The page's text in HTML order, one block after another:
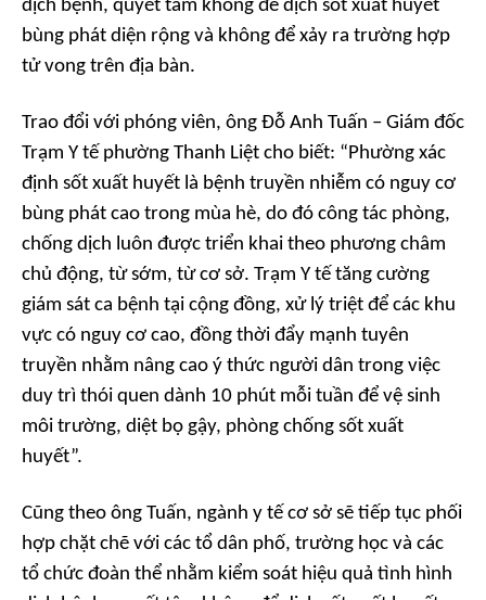
dịch bệnh, quyết tâm không để dịch sốt xuất huyết
bùng phát diện rộng và không để xảy ra trường hợp
tử vong trên địa bàn.
Trao đổi với phóng viên, ông Đỗ Anh Tuấn – Giám đốc
Trạm Y tế phường Thanh Liệt cho biết: “Phường xác
định sốt xuất huyết là bệnh truyền nhiễm có nguy cơ
bùng phát cao trong mùa hè, do đó công tác phòng,
chống dịch luôn được triển khai theo phương châm
chủ động, từ sớm, từ cơ sở. Trạm Y tế tăng cường
giám sát ca bệnh tại cộng đồng, xử lý triệt để các khu
vực có nguy cơ cao, đồng thời đẩy mạnh tuyên
truyền nhằm nâng cao ý thức người dân trong việc
duy trì thói quen dành 10 phút mỗi tuần để vệ sinh
môi trường, diệt bọ gậy, phòng chống sốt xuất
huyết”.
Cũng theo ông Tuấn, ngành y tế cơ sở sẽ tiếp tục phối
hợp chặt chẽ với các tổ dân phố, trường học và các
tổ chức đoàn thể nhằm kiểm soát hiệu quả tình hình